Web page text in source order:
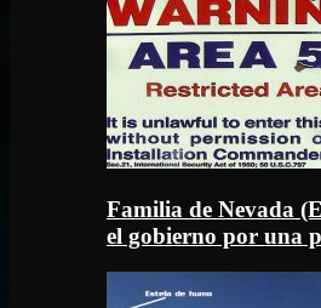
Familia de Nevada
el gobierno por una